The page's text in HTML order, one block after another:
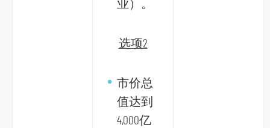
业）。
选项2
市价总
值达到
4,000亿